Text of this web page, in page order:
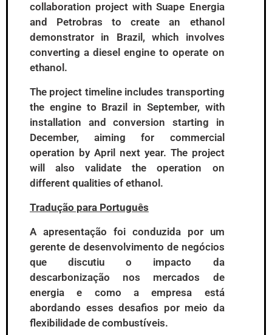
collaboration project with Suape Energia
and Petrobras to create an ethanol
demonstrator in Brazil, which involves
converting a diesel engine to operate on
ethanol.
The project timeline includes transporting
the engine to Brazil in September, with
installation and conversion starting in
December, aiming for commercial
operation by April next year. The project
will also validate the operation on
different qualities of ethanol.
Tradução para Português
A apresentação foi conduzida por um
gerente de desenvolvimento de negócios
que discutiu o impacto da
descarbonização nos mercados de
energia e como a empresa está
abordando esses desafios por meio da
flexibilidade de combustíveis.